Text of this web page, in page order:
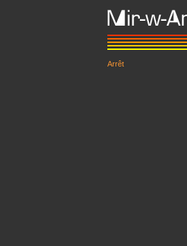
Arrêt